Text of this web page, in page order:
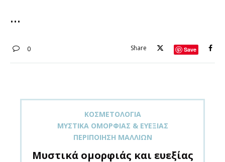
0 Share Save
ΚΟΣΜΕΤΟΛΟΓΊΑ
ΜΥΣΤΙΚΆ ΟΜΟΡΦΙΆΣ & ΕΥΕΞΊΑΣ
ΠΕΡΙΠΟΊΗΣΗ ΜΑΛΛΙΏΝ
Μυστικά ομορφιάς και ευεξίας